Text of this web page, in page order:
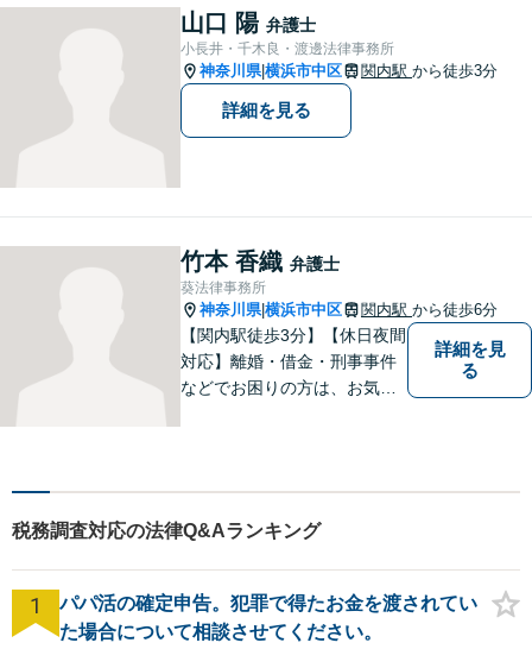
的にも寄り添える存在であり
たいと願っています。 法律問
題でお困りの際は、どうぞお
気軽にご相談ください。
山口 陽 弁護士
小長井・千木良・渡邊法律事務所
神奈川県|横浜市中区 関内駅 から徒歩3分
詳細を見る
竹本 香織 弁護士
葵法律事務所
神奈川県|横浜市中区 関内駅 から徒歩6分
【関内駅徒歩3分】【休日夜間
対応】離婚・借金・刑事事件
などでお困りの方は、お気軽
詳細を見
る
税務調査対応の法律Q&Aランキング
1
パパ活の確定申告。犯罪で得たお金を渡されてい
た場合について相談させてください。